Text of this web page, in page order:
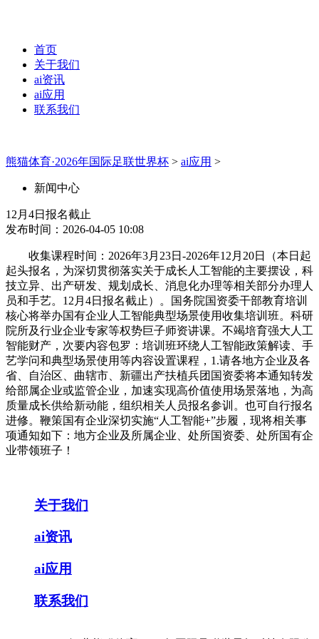
首页
关于我们
ai资讯
ai应用
联系我们
熊猫体育·2026年国际足联世界杯 > ai应用 >
新闻中心
12月4日报名截止
发布时间：2026-04-05 10:08
收集课程时间：2026年3月23日-2026年12月20日（本日起
起头报名，为深切贯彻落实关于成长人工智能的主要摆设，科
技立异、出产研发、规划成长、消息化办理等相关部分办理人
员和手艺。12月4日报名截止）。国务院国资委干部教育培训
核心将举办国有企业人工智能典型场景使用收集培训班。科研
院所及行业企业专家等权势巨子师资讲课。不竭培育强大人工
智能财产，次要内容包罗：培训班环绕人工智能政策解读、手
艺学问和典型场景使用等内容设置课程，1.请各地方企业及各
省、自治区、曲辖市、新疆出产扶植兵团国资委将本通知转发
给部属企业或监管企业，加速实现高价值使用场景落地，为高
质量成长供给新动能，组织相关人员报名参训。也可自行报名
进修。鞭策国有企业深切实施“人工智能+”步履，现将相关事
项通知如下：地方企业及所属企业、处所国资委、处所国有企
业带领班子！
关于我们
ai资讯
ai应用
联系我们